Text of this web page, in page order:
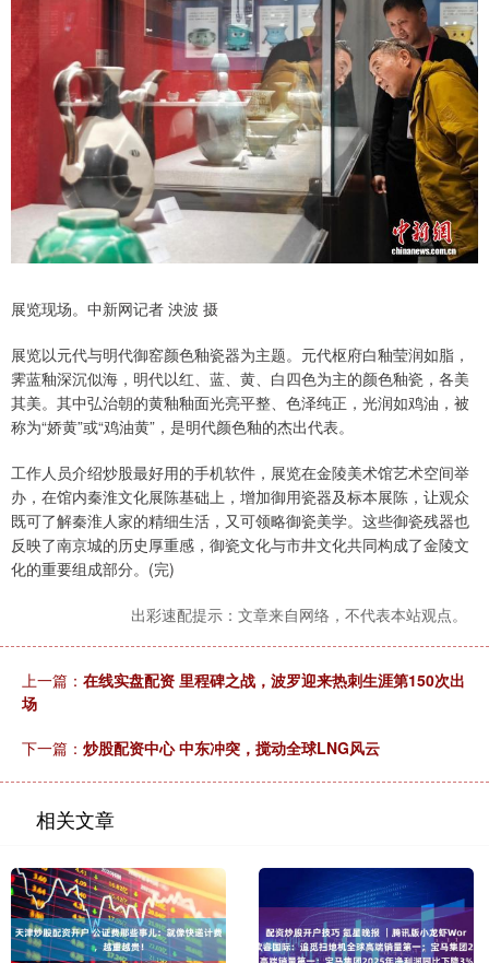
展览现场。中新网记者 泱波 摄
展览以元代与明代御窑颜色釉瓷器为主题。元代枢府白釉莹润如脂，
霁蓝釉深沉似海，明代以红、蓝、黄、白四色为主的颜色釉瓷，各美
其美。其中弘治朝的黄釉釉面光亮平整、色泽纯正，光润如鸡油，被
称为“娇黄”或“鸡油黄”，是明代颜色釉的杰出代表。
工作人员介绍炒股最好用的手机软件，展览在金陵美术馆艺术空间举
办，在馆内秦淮文化展陈基础上，增加御用瓷器及标本展陈，让观众
既可了解秦淮人家的精细生活，又可领略御瓷美学。这些御瓷残器也
反映了南京城的历史厚重感，御瓷文化与市井文化共同构成了金陵文
化的重要组成部分。(完)
出彩速配提示：文章来自网络，不代表本站观点。
上一篇： 在线实盘配资 里程碑之战，波罗迎来热刺生涯第150次出
场
下一篇： 炒股配资中心 中东冲突，搅动全球LNG风云
相关文章